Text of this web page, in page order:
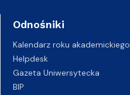
Odnośniki
Kalendarz roku akademickiego
Helpdesk
Gazeta Uniwersytecka
BIP